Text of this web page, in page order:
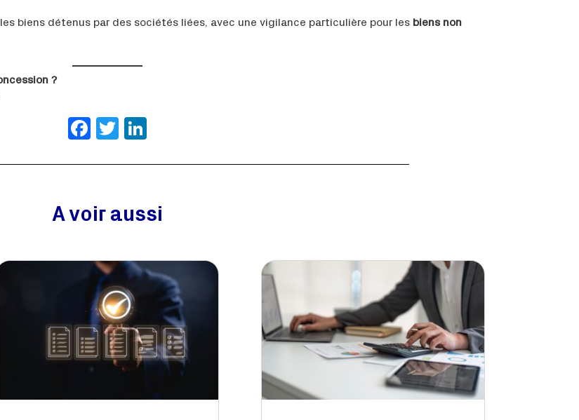
biens détenus par des sociétés liées, avec une vigilance particulière pour les biens non
?
Facebook
Twitter
A voir aussi